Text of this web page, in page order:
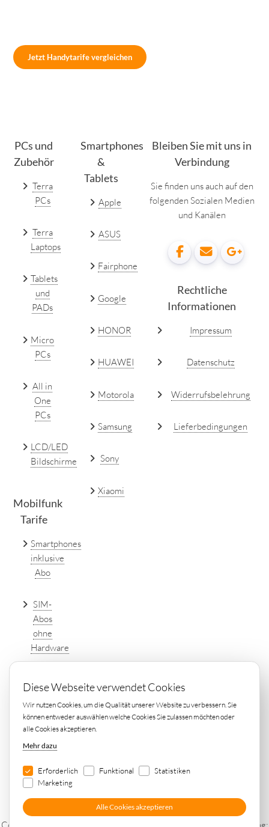
Jetzt Handytarife vergleichen
Diese Webseite verwendet Cookies
Wir nutzen Cookies, um die Qualität unserer Website zu verbessern. Sie
können entweder auswählen welche Cookies Sie zulassen möchten oder
alle Cookies akzeptieren.
Mehr dazu
Erforderlich Funktional
Statistiken
Marketing
Alle Cookies akzeptieren
PCs und
Zubehör
Terra
PCs
Terra
Laptops
Tablets
und
PADs
Micro
PCs
All in
One
PCs
LCD/LED
Bildschirme
Mobilfunk
Tarife
Smartphones
inklusive
Abo
SIM-
Abos
ohne
Hardware
Tarife
einfach
online
Smartphones
&
Tablets
Apple
ASUS
Fairphone
Google
HONOR
HUAWEI
Motorola
Samsung
Sony
Xiaomi
Bleiben Sie mit uns in
Verbindung
Sie finden uns auch auf den
folgenden Sozialen Medien
und Kanälen
Rechtliche
Informationen
Impressum
Datenschutz
Widerrufsbelehrung
Lieferbedingungen
Copyright © 2026 by Webdesign und Hosting: